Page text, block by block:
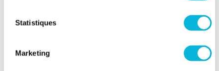
Statistiques
Marketing